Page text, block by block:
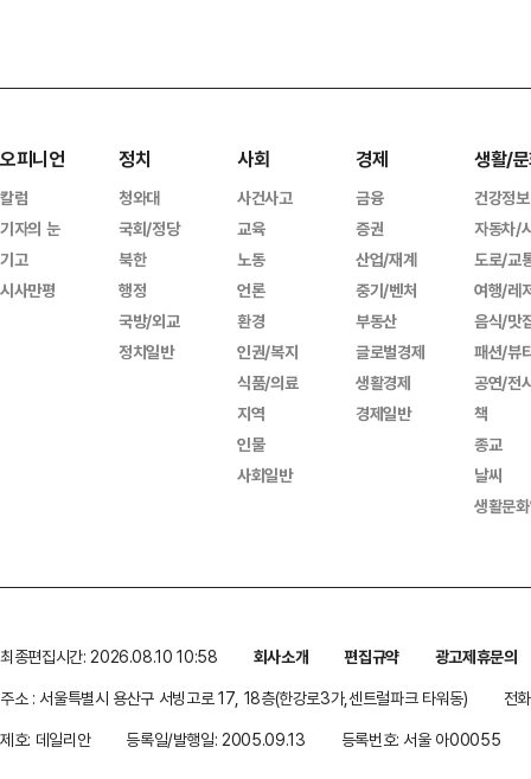
오피니언
칼럼
기자의 눈
기고
시사만평
정치
청와대
국회/정당
북한
행정
국방/외교
정치일반
사회
사건사고
교육
노동
언론
환경
인권/복지
식품/의료
지역
인물
사회일반
경제
금융
증권
산업/재계
중기/벤처
부동산
글로벌경제
생활경제
경제일반
생활/
건강정보
자동차/
도로/교
여행/레
음식/맛
패션/뷰
공연/전
책
종교
날씨
생활문
최종편집시간: 2026.08.10 10:58 회사소개 편집규약
광고제휴문의
주소 : 서울특별시 용산구 서빙고로 17, 18층(한강로3가,센트럴파크 타워동)
전
제호: 데일리안
등록일/발행일: 2005.09.13 등록번호: 서울 아00055